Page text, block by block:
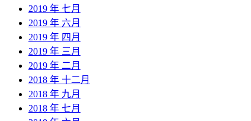
2019 年 七月
2019 年 六月
2019 年 四月
2019 年 三月
2019 年 二月
2018 年 十二月
2018 年 九月
2018 年 七月